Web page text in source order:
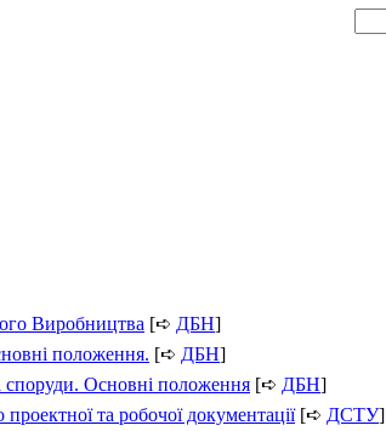
Виробництва [➪ ДБН]
положення. [➪ ДБН]
Основні положення [➪ ДБН]
та робочої документації[➪ ДСТУ]